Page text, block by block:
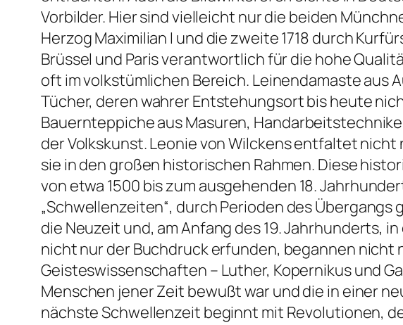
Vorbilder. Hier sind vielleicht nur die beiden
Herzog Maximilian I und die zweite 1718 durch
Brüssel und Paris verantwortlich für die hohe
oft im volkstümlichen Bereich. Leinendamaste aus
Tücher, deren wahrer Entstehungsort bis heute
Bauernteppiche aus Masuren,
der Volkskunst. Leonie von Wilckens entfaltet
sie in den großen historischen Rahmen. Diese
von etwa 1500 bis zum ausgehenden 18.
„Schwellenzeiten“, durch Perioden des
die Neuzeit und, am Anfang des 19. Jahrhunderts,
nicht nur der Buchdruck erfunden, begannen
Geisteswissenschaften – Luther, Kopernikus und
Menschen jener Zeit bewußt war und die in einer
nächste Schwellenzeit beginnt mit Revolutionen,